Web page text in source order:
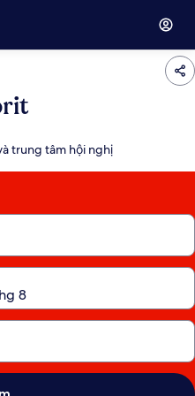
trung tâm hội nghị